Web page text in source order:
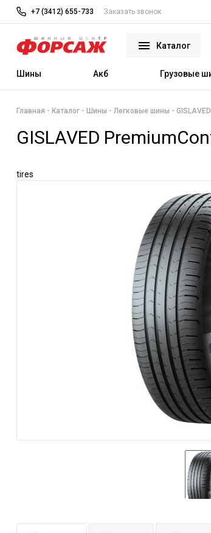
+7 (3412) 655-733 Заказать звонок
Каталог
Шины Акб Грузовые
Главная Каталог Шины Легковые шины
GISLAVED
tires